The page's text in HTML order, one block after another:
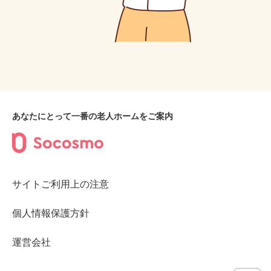
あなたにとって一番の老人ホームをご案内
サイトご利用上の注意
個人情報保護方針
運営会社